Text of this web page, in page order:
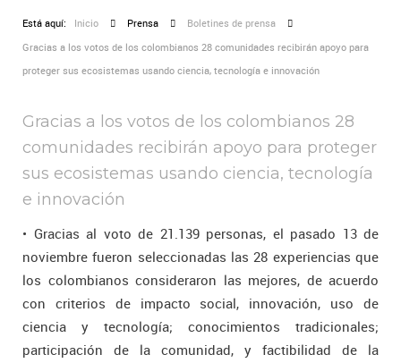
Está aquí: Inicio Prensa
Boletines de prensa
Gracias a los votos de los colombianos 28 comunidades recibirán apoyo para
proteger sus ecosistemas usando ciencia, tecnología e innovación
Gracias a los votos de los colombianos 28
comunidades recibirán apoyo para proteger
sus ecosistemas usando ciencia, tecnología
e innovación
• Gracias al voto de 21.139 personas, el pasado 13 de
noviembre fueron seleccionadas las 28 experiencias que
los colombianos consideraron las mejores, de acuerdo
con criterios de impacto social, innovación, uso de
ciencia y tecnología; conocimientos tradicionales;
participación de la comunidad, y factibilidad de la